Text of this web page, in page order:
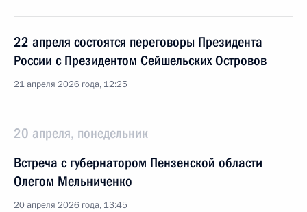
22 апреля состоятся переговоры Президента
России с Президентом Сейшельских Островов
21 апреля 2026 года, 12:25
20 апреля, понедельник
Встреча с губернатором Пензенской области
Олегом Мельниченко
20 апреля 2026 года, 13:45